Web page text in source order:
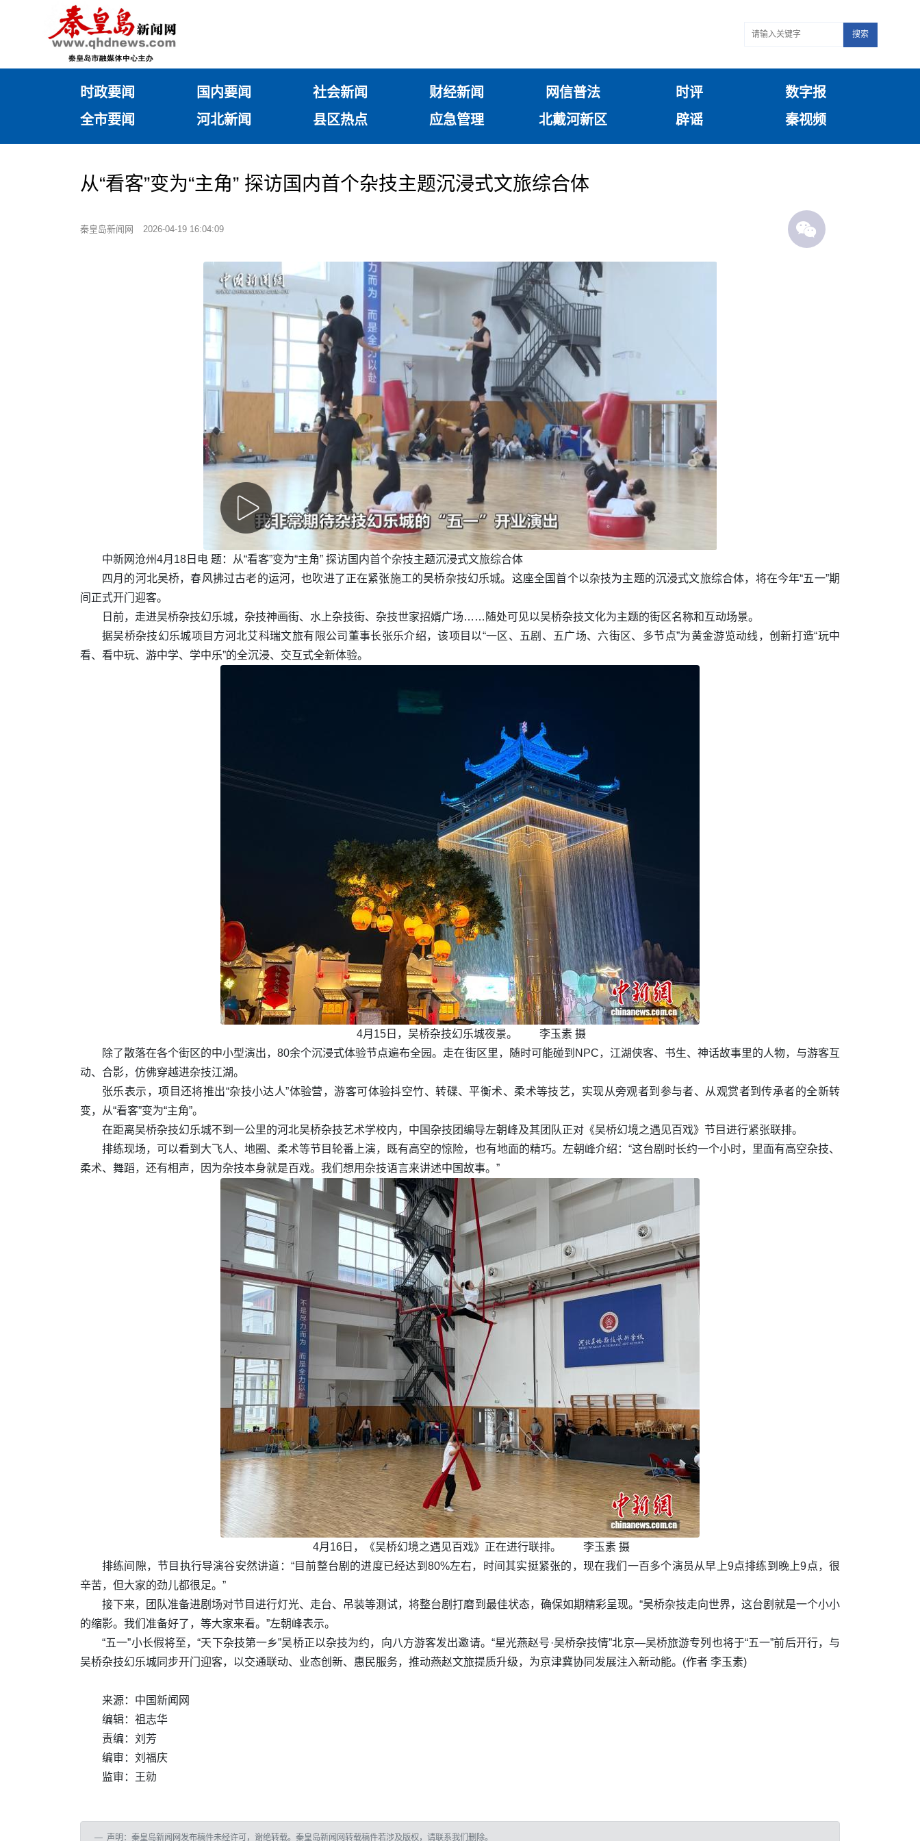
搜索
时政要闻 国内要闻 社会新闻 财经新闻 网信普法 时评
数字报
全市要闻
河北新闻 县区热点 应急管理 北戴河新区 辟谣 秦视频
从“看客”变为“主角” 探访国内首个杂技主题沉浸式文旅综合体
秦皇岛新闻网 2026-04-19 16:04:09
中新网沧州4月18日电 题：从“看客”变为“主角” 探访国内首个杂技主题沉浸式文旅综合体
四月的河北吴桥，春风拂过古老的运河，也吹进了正在紧张施工的吴桥杂技幻乐城。这座全国首个以杂技为主题的沉浸式文旅综合体，将在今年“五一”期
间正式开门迎客。
日前，走进吴桥杂技幻乐城，杂技神画街、水上杂技街、杂技世家招婿广场……随处可见以吴桥杂技文化为主题的街区名称和互动场景。
据吴桥杂技幻乐城项目方河北艾科瑞文旅有限公司董事长张乐介绍，该项目以“一区、五剧、五广场、六街区、多节点”为黄金游览动线，创新打造“玩中
看、看中玩、游中学、学中乐”的全沉浸、交互式全新体验。
4月15日，吴桥杂技幻乐城夜景。 李玉素 摄
除了散落在各个街区的中小型演出，80余个沉浸式体验节点遍布全园。走在街区里，随时可能碰到NPC，江湖侠客、书生、神话故事里的人物，与游客互
动、合影，仿佛穿越进杂技江湖。
张乐表示，项目还将推出“杂技小达人”体验营，游客可体验抖空竹、转碟、平衡术、柔术等技艺，实现从旁观者到参与者、从观赏者到传承者的全新转
变，从“看客”变为“主角”。
在距离吴桥杂技幻乐城不到一公里的河北吴桥杂技艺术学校内，中国杂技团编导左朝峰及其团队正对《吴桥幻境之遇见百戏》节目进行紧张联排。
排练现场，可以看到大飞人、地圈、柔术等节目轮番上演，既有高空的惊险，也有地面的精巧。左朝峰介绍：“这台剧时长约一个小时，里面有高空杂技、
柔术、舞蹈，还有相声，因为杂技本身就是百戏。我们想用杂技语言来讲述中国故事。”
4月16日，《吴桥幻境之遇见百戏》正在进行联排。 李玉素 摄
排练间隙，节目执行导演谷安然讲道：“目前整台剧的进度已经达到80%左右，时间其实挺紧张的，现在我们一百多个演员从早上9点排练到晚上9点，很
辛苦，但大家的劲儿都很足。”
接下来，团队准备进剧场对节目进行灯光、走台、吊装等测试，将整台剧打磨到最佳状态，确保如期精彩呈现。“吴桥杂技走向世界，这台剧就是一个小小
的缩影。我们准备好了，等大家来看。”左朝峰表示。
“五一”小长假将至，“天下杂技第一乡”吴桥正以杂技为约，向八方游客发出邀请。“星光燕赵号·吴桥杂技情”北京—吴桥旅游专列也将于“五一”前后开行，与
吴桥杂技幻乐城同步开门迎客，以交通联动、业态创新、惠民服务，推动燕赵文旅提质升级，为京津冀协同发展注入新动能。(作者 李玉素)
来源：中国新闻网
编辑：祖志华
责编：刘芳
编审：刘福庆
监审：王勍
声明：秦皇岛新闻网发布稿件未经许可，谢绝转载。秦皇岛新闻网转载稿件若涉及版权，请联系我们删除。